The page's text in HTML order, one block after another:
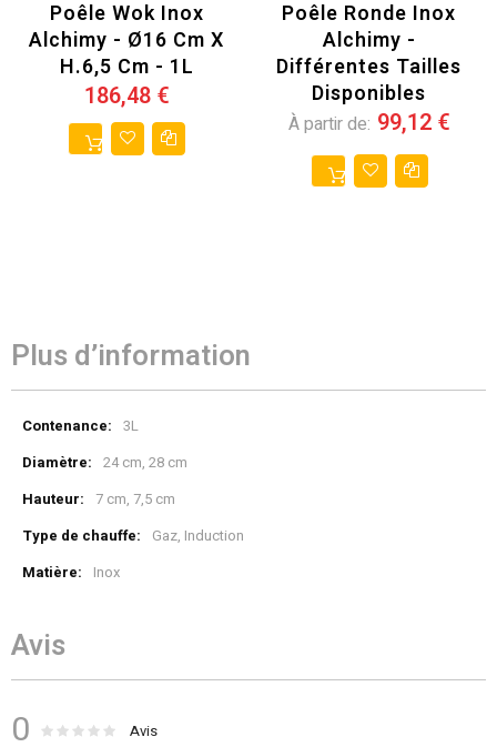
Poêle Wok Inox
Alchimy - Ø16 Cm X
H.6,5 Cm - 1L
186,48 €
Poêle Ronde Inox
Alchimy -
Différentes Tailles
Disponibles
À partir de 99,12 €
Plus d’information
Plus
d’information
3L
24 cm, 28 cm
7 cm, 7,5 cm
Gaz, Induction
Inox
Avis
0 Évaluation : % of100
Avis